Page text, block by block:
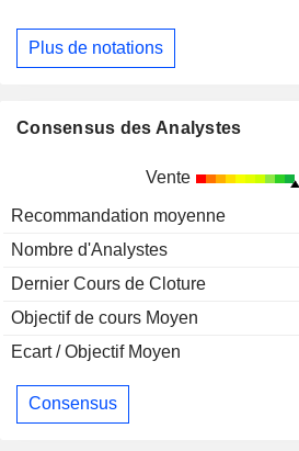
Plus de notations
Consensus des Analystes
Vente
Recommandation moyenne
Nombre d'Analystes
Dernier Cours de Cloture
Objectif de cours Moyen
Ecart / Objectif Moyen
Consensus